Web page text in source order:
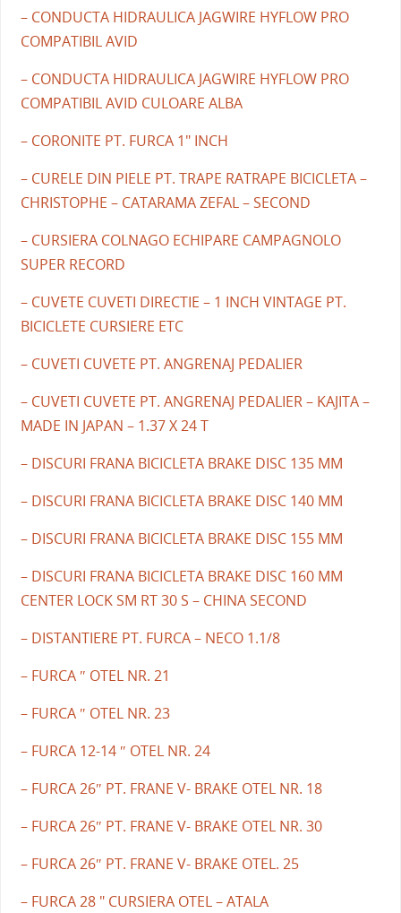
– CONDUCTA HIDRAULICA JAGWIRE HYFLOW PRO
COMPATIBIL AVID
– CONDUCTA HIDRAULICA JAGWIRE HYFLOW PRO
COMPATIBIL AVID CULOARE ALBA
– CORONITE PT. FURCA 1" INCH
– CURELE DIN PIELE PT. TRAPE RATRAPE BICICLETA –
CHRISTOPHE – CATARAMA ZEFAL – SECOND
– CURSIERA COLNAGO ECHIPARE CAMPAGNOLO
SUPER RECORD
– CUVETE CUVETI DIRECTIE – 1 INCH VINTAGE PT.
BICICLETE CURSIERE ETC
– CUVETI CUVETE PT. ANGRENAJ PEDALIER
– CUVETI CUVETE PT. ANGRENAJ PEDALIER – KAJITA –
MADE IN JAPAN – 1.37 X 24 T
– DISCURI FRANA BICICLETA BRAKE DISC 135 MM
– DISCURI FRANA BICICLETA BRAKE DISC 140 MM
– DISCURI FRANA BICICLETA BRAKE DISC 155 MM
– DISCURI FRANA BICICLETA BRAKE DISC 160 MM
CENTER LOCK SM RT 30 S – CHINA SECOND
– DISTANTIERE PT. FURCA – NECO 1.1/8
– FURCA ″ OTEL NR. 21
– FURCA ″ OTEL NR. 23
– FURCA 12-14 ″ OTEL NR. 24
– FURCA 26″ PT. FRANE V- BRAKE OTEL NR. 18
– FURCA 26″ PT. FRANE V- BRAKE OTEL NR. 30
– FURCA 26″ PT. FRANE V- BRAKE OTEL. 25
– FURCA 28 " CURSIERA OTEL – ATALA